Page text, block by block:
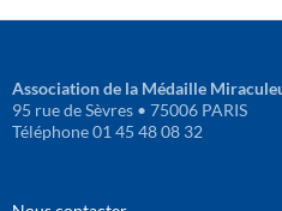
Association de la Médaille
95 rue de Sèvres • 75006 PARIS
Téléphone 01 45 48 08 32